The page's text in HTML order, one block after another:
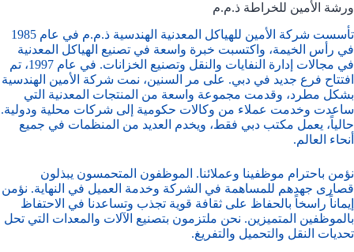
ورشة الأمين للخراطة ذ.م.م
تأسست شركة الأمين للهياكل المعدنية الهندسية ذ.م.م في عام 1985
في رأس الخيمة، واكتسبت خبرة واسعة في تصنيع الهياكل المعدنية
في مجالات إدارة النفايات والنقل وتصنيع الخزانات. في عام 1997، تم
افتتاح فرع جديد في دبي. على مر السنين، نمت شركة الأمين الهندسية
بشكل مطرد، وقدمت مجموعة واسعة من المنتجات المعدنية التي
ساعدت وخدمت عملاء من وكالات حكومية إلى شركات محلية ودولية.
حالياً، يعمل مكتب دبي فقط، ويخدم العديد من المنظمات في جميع
أنحاء العالم.
نؤمن باحترام موظفينا وعملائنا. الموظفون المتحمسون يبذلون
قصارى جهدهم للمساهمة في الشركة وخدمة العميل في النهاية. نؤمن
إيماناً راسخاً بالحفاظ على ثقافة قوية تجذب وتساعدنا في الاحتفاظ
بالموظفين المتميزين. نحن ملتزمون بتصنيع الآلات والمعدات التي تحل
تحديات النقل والتحميل والتفريغ.